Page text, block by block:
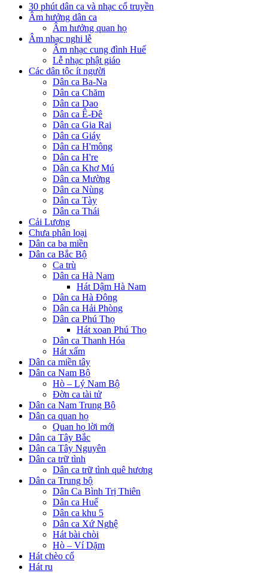
30 phút dân ca và nhạc cổ truyền
Âm hưởng dân ca
Âm hưởng quan họ
Âm nhạc nghi lễ
Âm nhạc cung đình Huế
Lễ nhạc phật giáo
Các dân tộc ít người
Dân ca Ba-Na
Dân ca Chăm
Dân ca Dao
Dân ca Ê-Đê
Dân ca Gia Rai
Dân ca Giáy
Dân ca H'mông
Dân ca H're
Dân ca Khơ Mú
Dân ca Mường
Dân ca Nùng
Dân ca Tày
Dân ca Thái
Cải Lương
Chưa phân loại
Dân ca ba miền
Dân ca Bắc Bộ
Ca trù
Dân ca Hà Nam
Hát Dậm Hà Nam
Dân ca Hà Đông
Dân ca Hải Phòng
Dân ca Phú Thọ
Hát xoan Phú Thọ
Dân ca Thanh Hóa
Hát xẩm
Dân ca miền tây
Dân ca Nam Bộ
Hò – Lý Nam Bộ
Đờn ca tài tử
Dân ca Nam Trung Bộ
Dân ca quan họ
Quan họ lời mới
Dân ca Tây Bắc
Dân ca Tây Nguyên
Dân ca trữ tình
Dân ca trữ tình quê hương
Dân ca Trung bộ
Dân Ca Bình Trị Thiên
Dân ca Huế
Dân ca khu 5
Dân ca Xứ Nghệ
Hát bài chòi
Hò – Ví Dặm
Hát chèo cổ
Hát ru